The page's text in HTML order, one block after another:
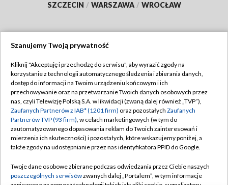
SZCZECIN / WARSZAWA / WROCŁAW
TVP
Abonament TVP
Emisja w TVP
Centrum informacji TVP
Naziemna Telewizja Cyfrowa
Rada Programowa
Regulamin TVP
Polityka prywatności
Moje zgody
Pomoc
Kontakt
Szanujemy Twoją prywatność
Kliknij "Akceptuję i przechodzę do serwisu", aby wyrazić zgody na
korzystanie z technologii automatycznego śledzenia i zbierania danych,
dostęp do informacji na Twoim urządzeniu końcowym i ich
przechowywanie oraz na przetwarzanie Twoich danych osobowych przez
nas, czyli Telewizję Polską S.A. w likwidacji (zwaną dalej również „TVP”),
Zaufanych Partnerów z IAB* (1201 firm) oraz pozostałych Zaufanych
Partnerów TVP (93 firm), w celach marketingowych (w tym do
zautomatyzowanego dopasowania reklam do Twoich zainteresowań i
mierzenia ich skuteczności) i pozostałych, które wskazujemy poniżej, a
także zgody na udostępnianie przez nas identyfikatora PPID do Google.
Twoje dane osobowe zbierane podczas odwiedzania przez Ciebie naszych
poszczególnych serwisówzwanych dalej „Portalem”, w tym informacje